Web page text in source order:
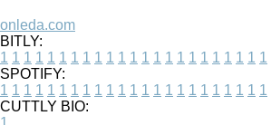
onleda.com
BITLY:
1 1 1 1 1 1 1 1 1 1 1 1 1 1 1 1 1 1 1 1 1 1 1
SPOTIFY:
1 1 1 1 1 1 1 1 1 1 1 1 1 1 1 1 1 1 1 1 1 1 1
CUTTLY BIO: